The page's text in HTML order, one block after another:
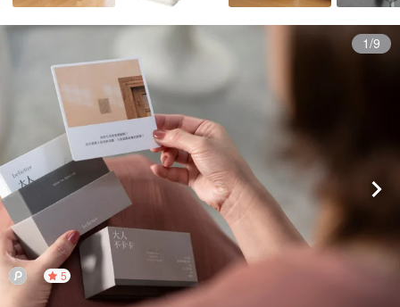
1/9
5